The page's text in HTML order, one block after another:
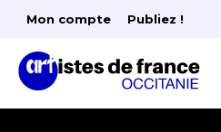
Mon compte Publiez !